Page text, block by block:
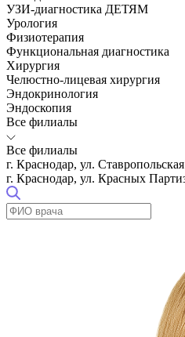
УЗИ-диагностика ДЕТЯМ
Урология
Физиотерапия
Функциональная диагностика
Хирургия
Челюстно-лицевая хирургия
Эндокринология
Эндоскопия
Все филиалы
Все филиалы
г. Краснодар, ул.
г. Краснодар, ул. Красных